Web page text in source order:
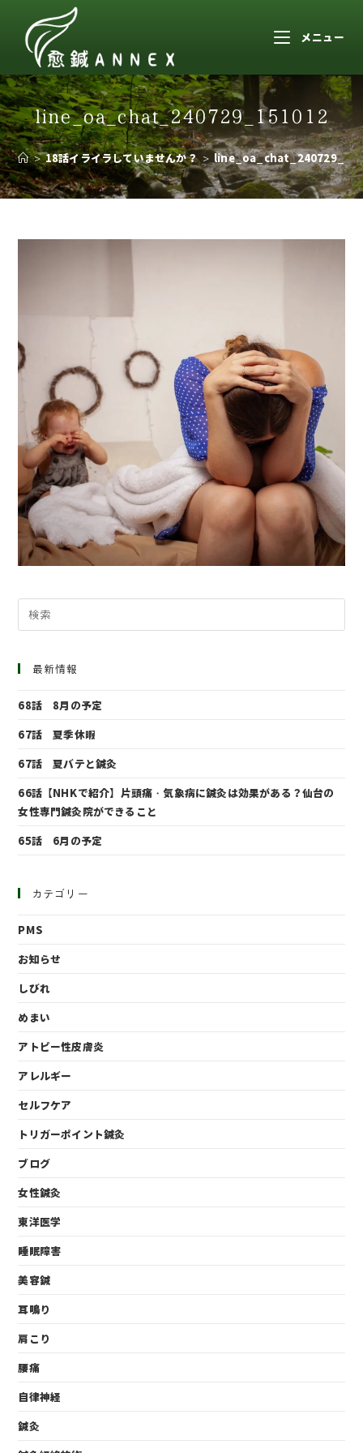
メニュー
line_oa_chat_240729_151012
> 18話イライラしていませんか？ >
最新情報
68話 8月の予定
67話 夏季休暇
67話 夏バテと鍼灸
66話【NHKで紹介】片頭痛・気象病に鍼灸は効果がある？仙台の
女性専門鍼灸院ができること
65話 6月の予定
カテゴリー
PMS
お知らせ
しびれ
めまい
アトピー性皮膚炎
アレルギー
セルフケア
トリガーポイント鍼灸
ブログ
女性鍼灸
東洋医学
睡眠障害
美容鍼
耳鳴り
肩こり
腰痛
自律神経
鍼灸